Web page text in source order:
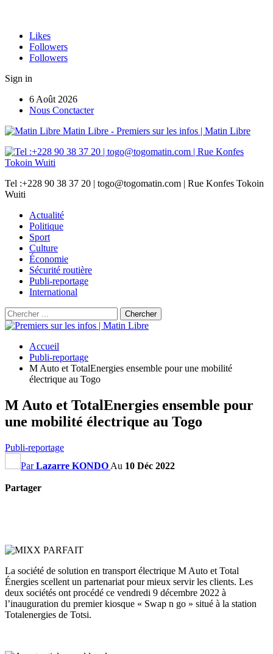
Likes
Followers
Followers
Sign in
6 Août 2026
Nous Conctacter
Matin Libre - Premiers sur les infos | Matin Libre
Tel :+228 90 38 37 20 | togo@togomatin.com | Rue Konfes Tokoin
Wuiti
Actualité
Politique
Sport
Culture
Économie
Sécurité routière
Publi-reportage
International
Accueil
Publi-reportage
M Auto et TotalEnergies ensemble pour une mobilité
électrique au Togo
M Auto et TotalEnergies ensemble pour
une mobilité électrique au Togo
Publi-reportage
ParLazarre KONDO Au 10 Déc 2022
Partager
La société de solution en transport électrique M Auto et Total
Énergies scellent un partenariat pour mieux servir les clients. Les
deux sociétés ont procédé ce vendredi 9 décembre 2022 à
l’inauguration du premier kiosque « Swap n go » situé à la station
Totalenergies de Totsi.